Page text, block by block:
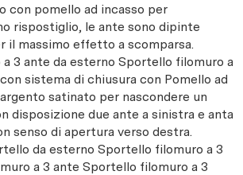
con pomello ad incasso per
rispostiglio, le ante sono dipinte
il massimo effetto a scomparsa.
3 ante da esterno Sportello filomuro a
sistema di chiusura con Pomello ad
satinato per nascondere un
disposizione due ante a sinistra e anta
senso di apertura verso destra.
da esterno Sportello filomuro a 3
a 3 ante Sportello filomuro a 3